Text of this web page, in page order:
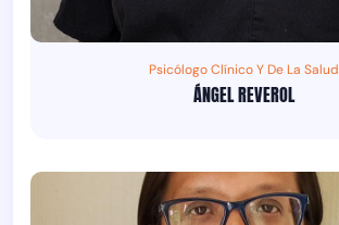
Psicólogo Clínico Y De La Salud
ÁNGEL REVEROL